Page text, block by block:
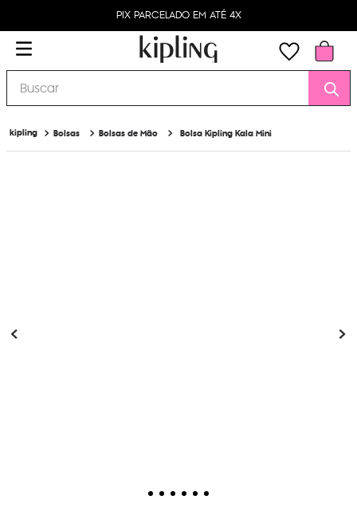
PIX PARCELADO EM ATÉ 4X
Buscar
Bolsas Bolsas de Mão Bolsa Kipling Kala Mini